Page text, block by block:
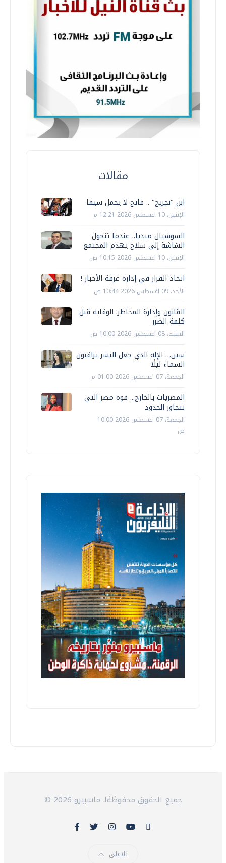
مقالات
ابن "نجريج" .. فاتح لا يحمل سيفا
الإثنين، 10 اغسطس 2026 12:21 م
السوشيال ميديا.. عندما تتحول
الشاشة إلى سلاح يهدم المجتمع
الإثنين، 10 اغسطس 2026 10:15 ص
اتخاذ القرار في إدارة غرفة الأخبار !
الأحد، 09 اغسطس 2026 10:44 ص
القانون وإدارة المخاطر: الوقاية قبل
كلفة الضرر
السبت، 08 اغسطس 2026 10:00 ص
سين… الإله الذي جعل البشر يراقبون
السماء ليلًا
الجمعة، 07 اغسطس 2026 01:00 م
المصريات بالخارج... قوة مصر التي
تتجاوز الحدود
الجمعة، 07 اغسطس 2026 10:00
ص
© 2026 جميع الحقوق محفوظةلـ ماسبيرو
للاعلى